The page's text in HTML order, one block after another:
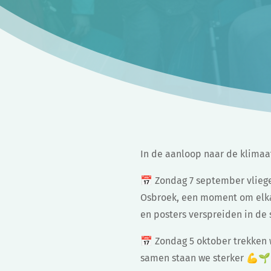
In de aanloop naar de
📅 Zondag 7 september
Osbroek, een moment om
en posters verspreiden in de
📅 Zondag 5 oktober
samen staan we sterker 💪🌱